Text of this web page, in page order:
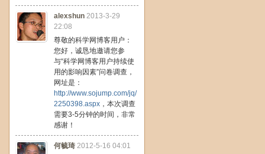
alexshun 2013-3-29
22:08
尊敬的科学网博客用户：
您好，诚恳地邀请您参
与“科学网博客用户持续使
用的影响因素”问卷调查，
网址是：
http://www.sojump.com/jq/
2250398.aspx ，本次调查
需要3-5分钟的时间，非常
感谢！
何毓琦 2012-5-16 04:01